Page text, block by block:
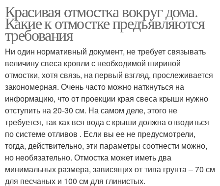
Красивая отмостка вокруг дома.
Какие к отмостке предъявляются
требования
Ни один нормативный документ, не требует связывать
величину свеса кровли с необходимой шириной
отмостки, хотя связь, на первый взгляд, прослеживается
закономерная. Очень часто можно наткнуться на
информацию, что от проекции края свеса крыши нужно
отступить на 20-30 см. На самом деле, этого не
требуется, так как вся вода с крыши должна отводиться
по системе отливов . Если вы ее не предусмотрели,
тогда, действительно, эти параметры соотнести можно,
но необязательно. Отмостка может иметь два
минимальных размера, зависящих от типа грунта – 70 см
для песчаных и 100 см для глинистых.